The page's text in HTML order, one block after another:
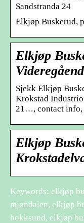
Sandstranda 24
Elkjøp Buskerud,
Elkjøp
Sjekk Elkjøp
Krokstad
21…, contact info,
Elkjøp
Keywords: elkjøp
mjøndalen, elkjøp
hokksund, elkjøp